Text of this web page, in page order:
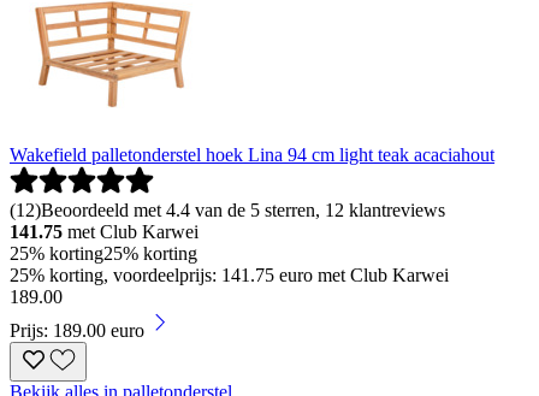
Wakefield palletonderstel hoek Lina 94 cm light teak acaciahout
(12)Beoordeeld met 4.4 van de 5 sterren, 12 klantreviews
141.75 met Club Karwei
25% korting25% korting
25% korting, voordeelprijs: 141.75 euro met Club Karwei
189.00
Prijs: 189.00 euro